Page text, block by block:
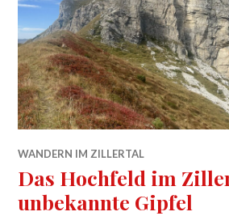
WANDERN IM ZILLERTAL
Das Hochfeld im
unbekannte Gipfel